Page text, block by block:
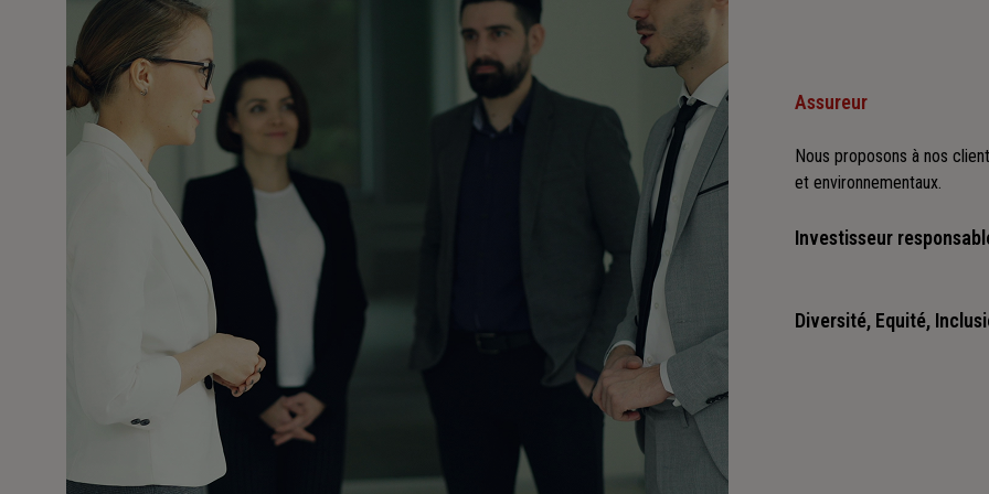
Assureur
Nous proposons à nos
et environnementaux.
Investisseur
positives : cette vision est
Diversité, Equité,